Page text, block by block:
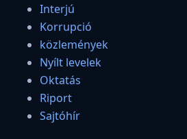
Interjú
Korrupció
közlemények
Nyílt levelek
Oktatás
Riport
Sajtóhír